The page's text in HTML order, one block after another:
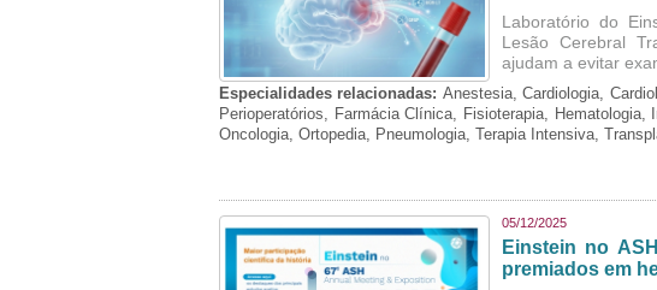
Laboratório do
Lesão Cerebral
ajudam a evitar
Especialidades relacionadas: Anestesia, Cardiologia,
Perioperatórios, Farmácia Clínica, Fisioterapia,
Oncologia, Ortopedia, Pneumologia, Terapia Intensiva,
05/12/2025
Einstein no
premiados em